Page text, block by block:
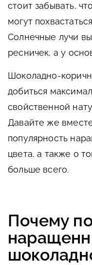
стоит забывать,
могут
Солнечные лучи
ресничек, а у
Шоколадно-
добиться
свойственной
Давайте же
популярность
цвета, а также о
больше всего.
Почему